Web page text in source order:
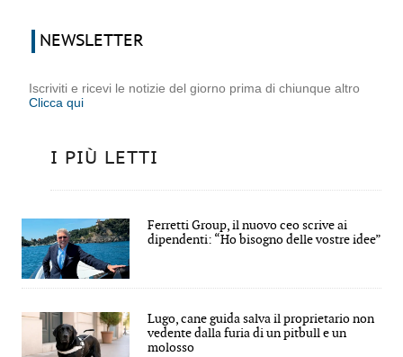
NEWSLETTER
Iscriviti e ricevi le notizie del giorno prima di chiunque altro
Clicca qui
I PIÙ LETTI
Ferretti Group, il nuovo ceo scrive ai
dipendenti: “Ho bisogno delle vostre idee”
Lugo, cane guida salva il proprietario non
vedente dalla furia di un pitbull e un
molosso